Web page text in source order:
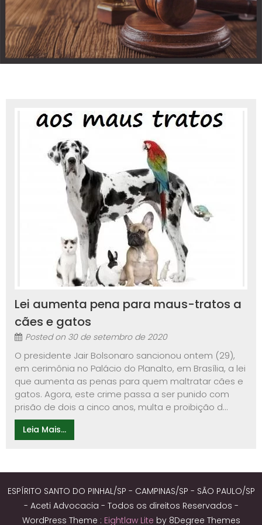
Lei aumenta pena para maus-tratos a
cães e gatos
Posted on 30 de setembro de 2020
O presidente Jair Bolsonaro sancionou ontem (29),
em cerimônia no Palácio do Planalto, em Brasília, a lei
que aumenta as penas para quem maltratar cães e
gatos. Agora, este crime passa a ser punido com
prisão de dois a cinco anos, multa e proibição d...
Leia Mais...
ESPÍRITO SANTO DO PINHAL/SP - CAMPINAS/SP - SÃO PAULO/SP
- Aceti Advocacia - Todos os direitos Reservados -
WordPress Theme : Eightlaw Lite by 8Degree Themes